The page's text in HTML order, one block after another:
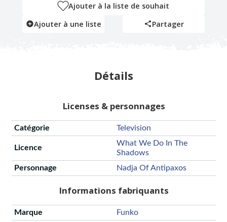
Ajouter à la liste de souhait
Ajouter à une liste
Partager
Détails
Licenses & personnages
Catégorie Television
Licence
What We Do In The
Shadows
Personnage
Nadja Of Antipaxos
Informations fabriquants
Marque Funko